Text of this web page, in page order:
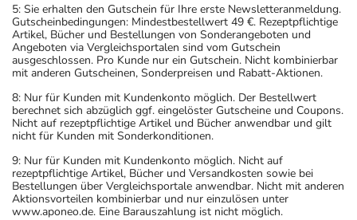
5: Sie erhalten den Gutschein für Ihre erste Newsletteranmeldung.
Gutscheinbedingungen: Mindestbestellwert 49 €. Rezeptpflichtige
Artikel, Bücher und Bestellungen von Sonderangeboten und
Angeboten via Vergleichsportalen sind vom Gutschein
ausgeschlossen. Pro Kunde nur ein Gutschein. Nicht kombinierbar
mit anderen Gutscheinen, Sonderpreisen und Rabatt-Aktionen.
8: Nur für Kunden mit Kundenkonto möglich. Der Bestellwert
berechnet sich abzüglich ggf. eingelöster Gutscheine und Coupons.
Nicht auf rezeptpflichtige Artikel und Bücher anwendbar und gilt
nicht für Kunden mit Sonderkonditionen.
9: Nur für Kunden mit Kundenkonto möglich. Nicht auf
rezeptpflichtige Artikel, Bücher und Versandkosten sowie bei
Bestellungen über Vergleichsportale anwendbar. Nicht mit anderen
Aktionsvorteilen kombinierbar und nur einzulösen unter
www.aponeo.de. Eine Barauszahlung ist nicht möglich.